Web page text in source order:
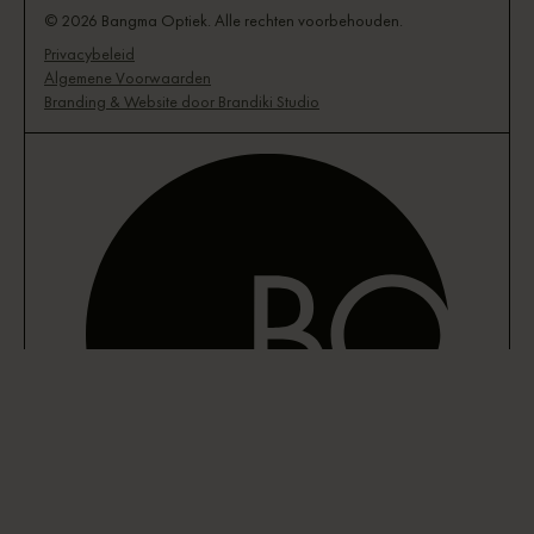
© 2026 Bangma Optiek. Alle rechten voorbehouden.
Privacybeleid
Algemene Voorwaarden
Branding & Website door Brandiki Studio